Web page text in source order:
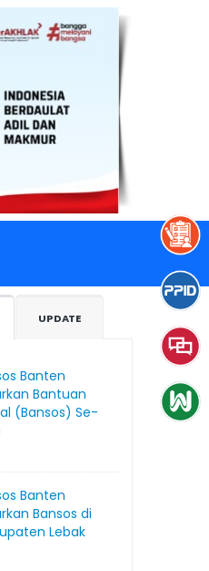
UPDATE
Banten
Bantuan
(Bansos) Se-
Banten
Bansos di
Lebak